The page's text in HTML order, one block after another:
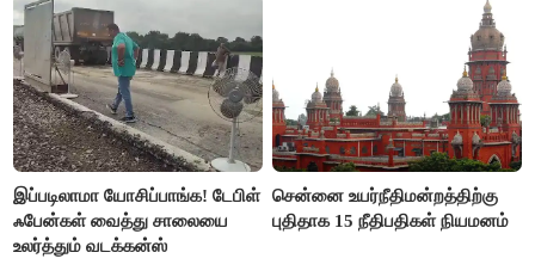
இப்படிலாமா யோசிப்பாங்க! டேபிள்
ஃபேன்கள் வைத்து சாலையை
உலர்த்தும் வடக்கன்ஸ்
சென்னை உயர்நீதிமன்றத்திற்கு
புதிதாக 15 நீதிபதிகள் நியமனம்